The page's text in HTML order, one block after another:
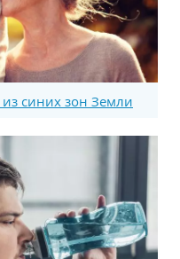
синих зон Земли